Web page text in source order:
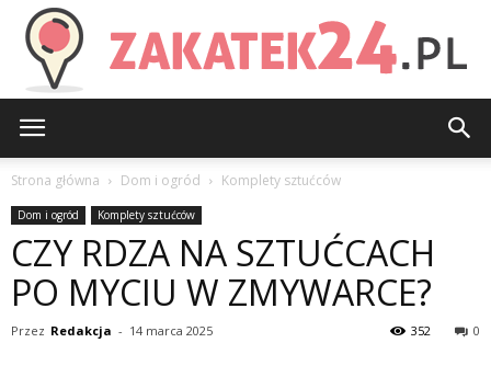
Strona główna Dom i ogród Komplety sztućców
Dom i ogród Komplety sztućców
CZY RDZA NA SZTUĆCACH
PO MYCIU W ZMYWARCE?
Przez Redakcja - 14 marca 2025 0
352